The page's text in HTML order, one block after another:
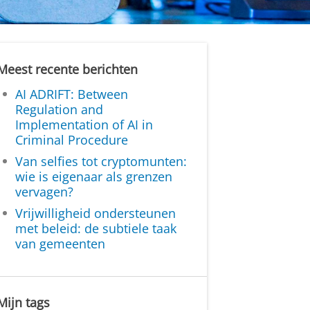
recente berichten
AI ADRIFT: Between
Regulation and
Implementation of AI in
Criminal Procedure
Van selfies tot cryptomunten:
wie is eigenaar als grenzen
vervagen?
Vrijwilligheid ondersteunen
met beleid: de subtiele taak
van gemeenten
tags